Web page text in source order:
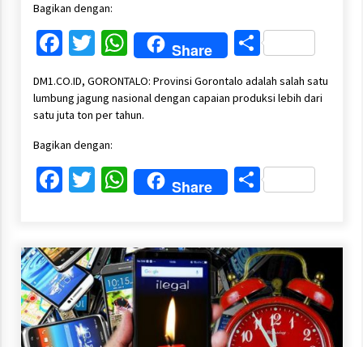
Bagikan dengan:
Facebook
Twitter
WhatsApp
Share Share
DM1.CO.ID, GORONTALO: Provinsi Gorontalo adalah salah satu
lumbung jagung nasional dengan capaian produksi lebih dari
satu juta ton per tahun.
Bagikan dengan:
Facebook
Twitter
WhatsApp
Share Share